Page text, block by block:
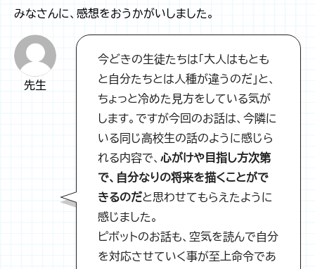
みなさんに、感想をおうかがいしました。
先生
今どきの生徒たちは「大人はもとも
と自分たちとは人種が違うのだ」と、
ちょっと冷めた見方をしている気が
します。ですが今回のお話は、今隣に
いる同じ高校生の話のように感じら
れる内容で、 心がけや目指し方次第
で、自分なりの将来を描くことがで
きるのだと思わせてもらえたように
感じました。
ピボットのお話も、空気を読んで自分
を対応させていく事が至上命令であ